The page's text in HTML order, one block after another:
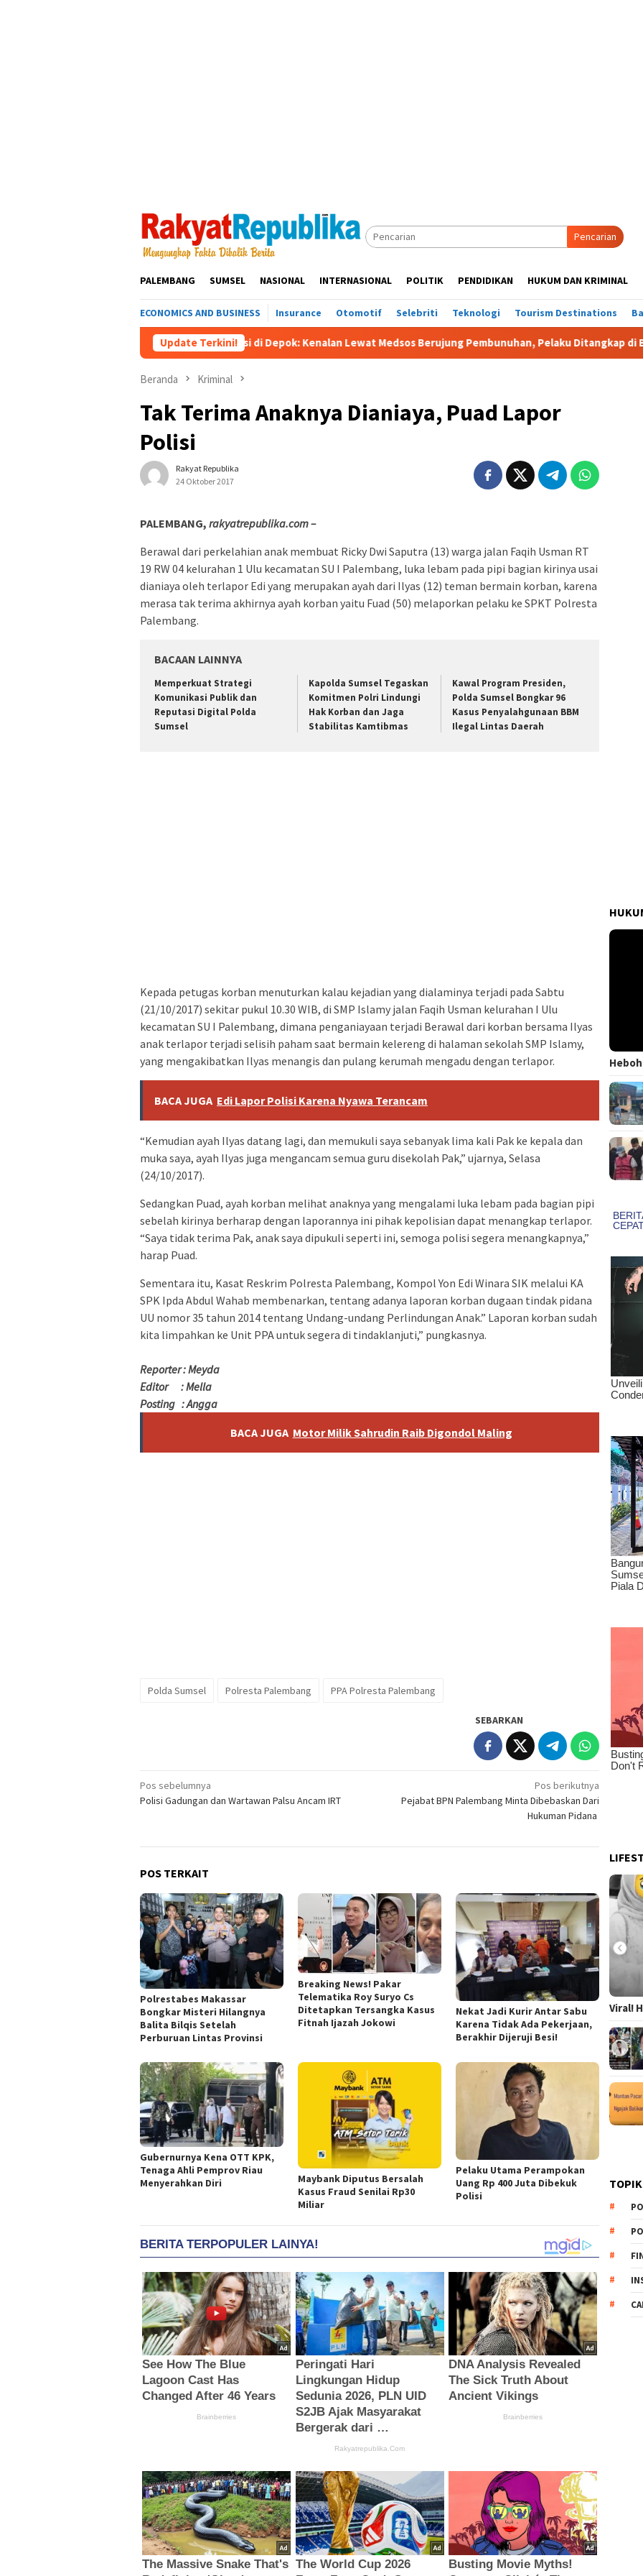
Pencarian
PALEMBANG SUMSEL NASIONAL INTERNASIONAL POLITIK PENDIDIKAN HUKUM DAN KRIMINAL
ECONOMICS AND BUSINESS Insurance Otomotif Selebriti Teknologi Tourism Destinations
Update Terkini!
Heboh! Tragedi Mutilasi di Depok: Kenalan Lewat Medsos Berujung Pembunuhan, Pelaku Ditangkap di Banten
Beranda Kriminal
Tak Terima Anaknya Dianiaya, Puad Lapor
Polisi
Rakyat Republika
24 Oktober 2017
PALEMBANG, rakyatrepublika.com –
Berawal dari perkelahian anak membuat Ricky Dwi Saputra (13) warga jalan Faqih Usman RT
19 RW 04 kelurahan 1 Ulu kecamatan SU I Palembang, luka lebam pada pipi bagian kirinya usai
dianiaya oleh terlapor Edi yang merupakan ayah dari Ilyas (12) teman bermain korban, karena
merasa tak terima akhirnya ayah korban yaitu Fuad (50) melaporkan pelaku ke SPKT Polresta
Palembang.
BACAAN LAINNYA
Memperkuat Strategi
Komunikasi Publik dan
Reputasi Digital Polda
Sumsel
Kapolda Sumsel Tegaskan
Komitmen Polri Lindungi
Hak Korban dan Jaga
Stabilitas Kamtibmas
Kawal Program Presiden,
Polda Sumsel Bongkar 96
Kasus Penyalahgunaan BBM
Ilegal Lintas Daerah
Kepada petugas korban menuturkan kalau kejadian yang dialaminya terjadi pada Sabtu
(21/10/2017) sekitar pukul 10.30 WIB, di SMP Islamy jalan Faqih Usman kelurahan I Ulu
kecamatan SU I Palembang, dimana penganiayaan terjadi Berawal dari korban bersama Ilyas
anak terlapor terjadi selisih paham saat bermain kelereng di halaman sekolah SMP Islamy,
yang mengakibatkan Ilyas menangis dan pulang kerumah mengadu dengan terlapor.
BACA JUGA Edi Lapor Polisi Karena Nyawa Terancam
“Kemudian ayah Ilyas datang lagi, dan memukuli saya sebanyak lima kali Pak ke kepala dan
muka saya, ayah Ilyas juga mengancam semua guru disekolah Pak,” ujarnya, Selasa
(24/10/2017).
Sedangkan Puad, ayah korban melihat anaknya yang mengalami luka lebam pada bagian pipi
sebelah kirinya berharap dengan laporannya ini pihak kepolisian dapat menangkap terlapor.
“Saya tidak terima Pak, anak saya dipukuli seperti ini, semoga polisi segera menangkapnya,”
harap Puad.
Sementara itu, Kasat Reskrim Polresta Palembang, Kompol Yon Edi Winara SIK melalui KA
SPK Ipda Abdul Wahab membenarkan, tentang adanya laporan korban dugaan tindak pidana
UU nomor 35 tahun 2014 tentang Undang-undang Perlindungan Anak.” Laporan korban sudah
kita limpahkan ke Unit PPA untuk segera di tindaklanjuti,” pungkasnya.
Reporter : Meyda
Editor : Mella
Posting : Angga
BACA JUGA Motor Milik Sahrudin Raib Digondol Maling
Polda Sumsel Polresta Palembang PPA Polresta Palembang
SEBARKAN
Navigasi
pos
Pos sebelumnya
Polisi Gadungan dan Wartawan Palsu Ancam IRT
Pos berikutnya
Pejabat BPN Palembang Minta Dibebaskan Dari
Hukuman Pidana ‎
POS TERKAIT
Polrestabes Makassar
Bongkar Misteri Hilangnya
Balita Bilqis Setelah
Perburuan Lintas Provinsi
Breaking News! Pakar
Telematika Roy Suryo Cs
Ditetapkan Tersangka Kasus
Fitnah Ijazah Jokowi
Nekat Jadi Kurir Antar Sabu
Karena Tidak Ada Pekerjaan,
Berakhir Dijeruji Besi!
Gubernurnya Kena OTT KPK,
Tenaga Ahli Pemprov Riau
Menyerahkan Diri
Maybank Diputus Bersalah
Kasus Fraud Senilai Rp30
Miliar
Pelaku Utama Perampokan
Uang Rp 400 Juta Dibekuk
Polisi
Viral!